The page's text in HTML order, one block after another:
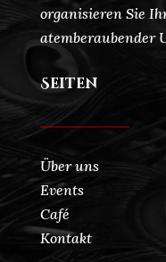
organisieren Sie
atemberaubender
Seiten
Über uns
Events
Café
Kontakt